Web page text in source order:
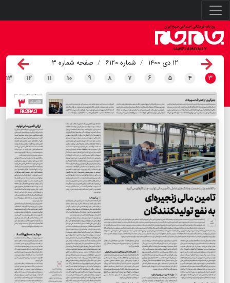
۱۲ دی ۱۴۰۰ شماره ۶۱۲۰
صفحه شماره ۳
۳ ۴ ۵ ۶ ۷ ۸ ۹ ۱۰ ۱۱ ۱۲ ۱۳